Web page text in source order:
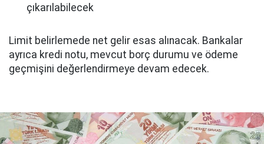
çıkarılabilecek
Limit belirlemede net gelir esas alınacak. Bankalar
ayrıca kredi notu, mevcut borç durumu ve ödeme
geçmişini değerlendirmeye devam edecek.